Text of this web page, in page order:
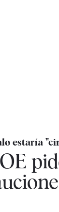
estaría